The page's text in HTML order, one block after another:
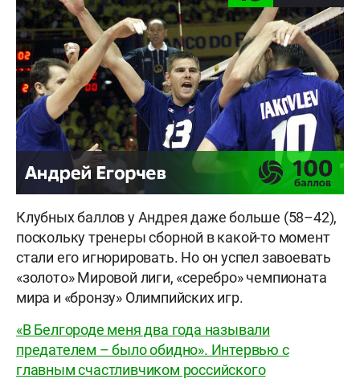
Клубных баллов у Андрея даже больше (58–42),
поскольку тренеры сборной в какой-то момент
стали его игнорировать. Но он успел завоевать
«золото» Мировой лиги, «серебро» чемпионата
мира и «бронзу» Олимпийских игр.
«В Белгороде меня два года называли
предателем – было обидно». Интервью с
главным счастливчиком российского